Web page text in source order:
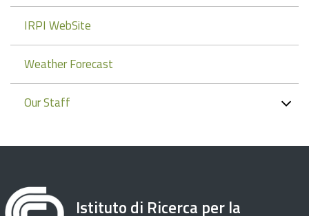
IRPI WebSite
Weather Forecast
Our Staff
Istituto di Ricerca per la